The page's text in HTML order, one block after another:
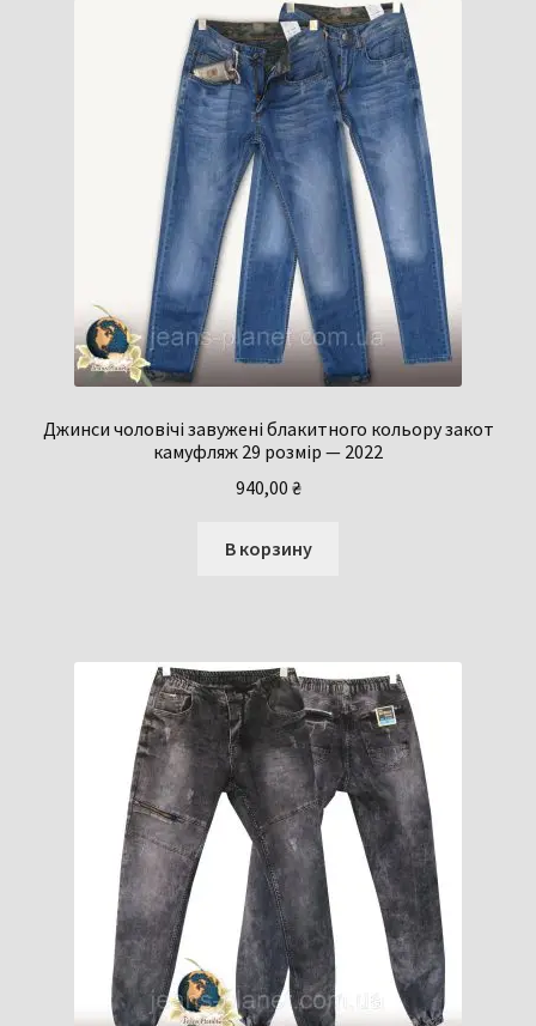
Джинси чоловічі завужені блакитного кольору закот
камуфляж 29 розмір — 2022
940,00 ₴
В корзину